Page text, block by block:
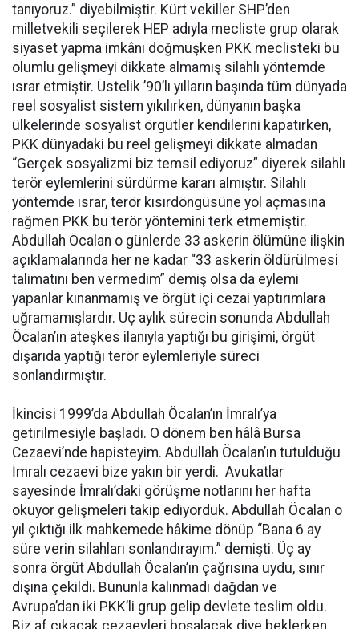
tanıyoruz.” diyebilmiştir. Kürt vekiller SHP’den
milletvekili seçilerek HEP adıyla mecliste grup olarak
siyaset yapma imkânı doğmuşken PKK meclisteki bu
olumlu gelişmeyi dikkate almamış silahlı yöntemde
ısrar etmiştir. Üstelik ’90’lı yılların başında tüm dünyada
reel sosyalist sistem yıkılırken, dünyanın başka
ülkelerinde sosyalist örgütler kendilerini kapatırken,
PKK dünyadaki bu reel gelişmeyi dikkate almadan
“Gerçek sosyalizmi biz temsil ediyoruz” diyerek silahlı
terör eylemlerini sürdürme kararı almıştır. Silahlı
yöntemde ısrar, terör kısırdöngüsüne yol açmasına
rağmen PKK bu terör yöntemini terk etmemiştir.
Abdullah Öcalan o günlerde 33 askerin ölümüne ilişkin
açıklamalarında her ne kadar “33 askerin öldürülmesi
talimatını ben vermedim” demiş olsa da eylemi
yapanlar kınanmamış ve örgüt içi cezai yaptırımlara
uğramamışlardır. Üç aylık sürecin sonunda Abdullah
Öcalan’ın ateşkes ilanıyla yaptığı bu girişimi, örgüt
dışarıda yaptığı terör eylemleriyle süreci
sonlandırmıştır.
İkincisi 1999’da Abdullah Öcalan’ın İmralı’ya
getirilmesiyle başladı. O dönem ben hâlâ Bursa
Cezaevi’nde hapisteyim. Abdullah Öcalan’ın tutulduğu
İmralı cezaevi bize yakın bir yerdi. Avukatlar
sayesinde İmralı’daki görüşme notlarını her hafta
okuyor gelişmeleri takip ediyorduk. Abdullah Öcalan o
yıl çıktığı ilk mahkemede hâkime dönüp “Bana 6 ay
süre verin silahları sonlandırayım.” demişti. Üç ay
sonra örgüt Abdullah Öcalan’ın çağrısına uydu, sınır
dışına çekildi. Bununla kalınmadı dağdan ve
Avrupa’dan iki PKK’li grup gelip devlete teslim oldu.